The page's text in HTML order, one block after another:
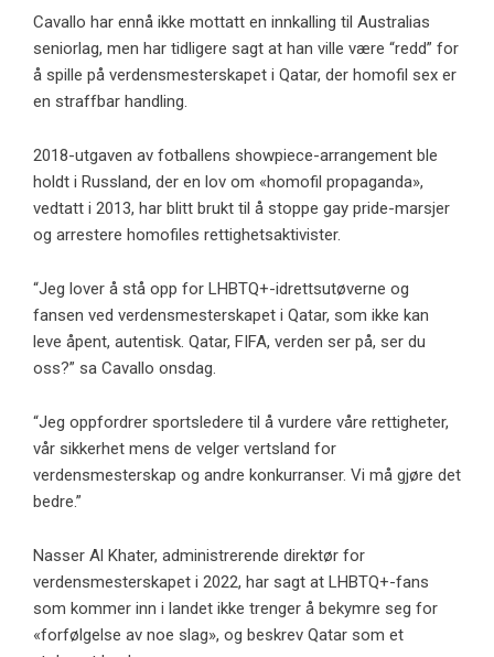
Cavallo har ennå ikke mottatt en innkalling til Australias
seniorlag, men har tidligere sagt at han ville være “redd” for
å spille på verdensmesterskapet i Qatar, der homofil sex er
en straffbar handling.
2018-utgaven av fotballens showpiece-arrangement ble
holdt i Russland, der en lov om «homofil propaganda»,
vedtatt i 2013, har blitt brukt til å stoppe gay pride-marsjer
og arrestere homofiles rettighetsaktivister.
“Jeg lover å stå opp for LHBTQ+-idrettsutøverne og
fansen ved verdensmesterskapet i Qatar, som ikke kan
leve åpent, autentisk. Qatar, FIFA, verden ser på, ser du
oss?” sa Cavallo onsdag.
“Jeg oppfordrer sportsledere til å vurdere våre rettigheter,
vår sikkerhet mens de velger vertsland for
verdensmesterskap og andre konkurranser. Vi må gjøre det
bedre.”
Nasser Al Khater, administrerende direktør for
verdensmesterskapet i 2022, har sagt at LHBTQ+-fans
som kommer inn i landet ikke trenger å bekymre seg for
«forfølgelse av noe slag», og beskrev Qatar som et